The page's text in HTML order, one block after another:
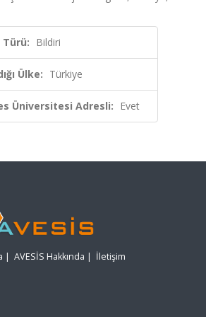
Türü: Bildiri
Ülke: Türkiye
Üniversitesi Adresli: Evet
| AVESİS Hakkında | İletişim